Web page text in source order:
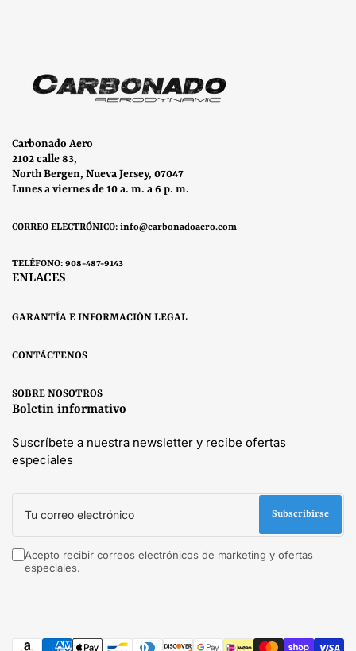
Carbonado Aero
2102 calle 83,
North Bergen, Nueva Jersey, 07047
Lunes a viernes de 10 a. m. a 6 p. m.
CORREO ELECTRÓNICO: info@carbonadoaero.com
TELÉFONO: 908-487-9143
ENLACES
GARANTÍA E INFORMACIÓN LEGAL
CONTÁCTENOS
SOBRE NOSOTROS
Boletin informativo
Suscríbete a nuestra newsletter y recibe ofertas
especiales
Tu
correo
Subscribirse
Acepto recibir correos electrónicos de marketing y ofertas
especiales.